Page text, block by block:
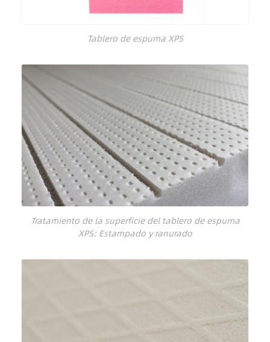
Tablero de espuma XPS
Tratamiento de la superficie del tablero de espuma
XPS: Estampado y ranurado